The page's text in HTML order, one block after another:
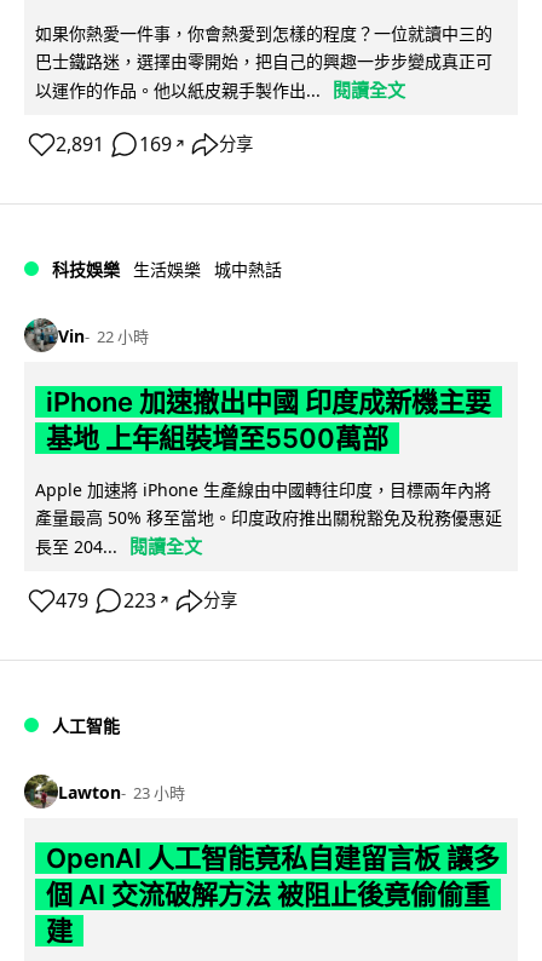
如果你熱愛一件事，你會熱愛到怎樣的程度？一位就讀中三的
巴士鐵路迷，選擇由零開始，把自己的興趣一步步變成真正可
以運作的作品。他以紙皮親手製作出...
閱讀全文
2,891 169 ↗ 分享
科技娛樂 生活娛樂 城中熱話
Vin 22 小時
iPhone 加速撤出中國 印度成新機主要
基地 上年組裝增至5500萬部
Apple 加速將 iPhone 生產線由中國轉往印度，目標兩年內將
產量最高 50% 移至當地。印度政府推出關稅豁免及稅務優惠延
長至 204...
閱讀全文
479 223 ↗ 分享
人工智能
Lawton 23 小時
OpenAI 人工智能竟私自建留言板 讓多
個 AI 交流破解方法 被阻止後竟偷偷重
建